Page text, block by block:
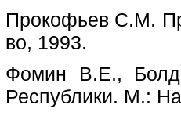
Прокофьев С.М.
во, 1993.
Фомин В.Е., Болд
Республики. М.: